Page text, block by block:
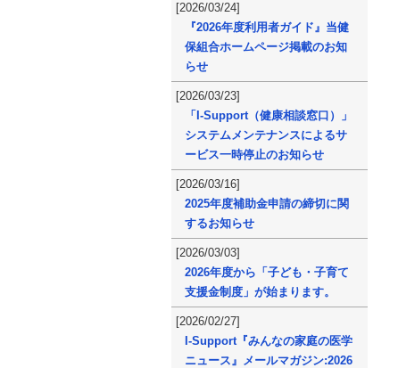
[2026/03/24]
『2026年度利用者ガイド』当健
保組合ホームページ掲載のお知
らせ
[2026/03/23]
「I-Support（健康相談窓口）」
システムメンテナンスによるサ
ービス一時停止のお知らせ
[2026/03/16]
2025年度補助金申請の締切に関
するお知らせ
[2026/03/03]
2026年度から「子ども・子育て
支援金制度」が始まります。
[2026/02/27]
I-Support『みんなの家庭の医学
ニュース』メールマガジン:2026